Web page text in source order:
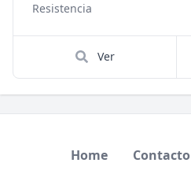
Resistencia
Ver
Home Contacto